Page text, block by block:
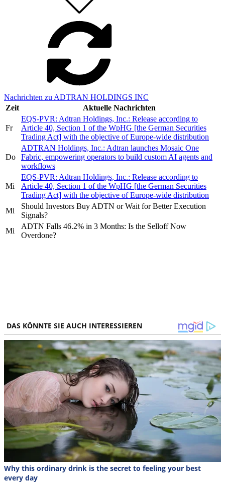
Nachrichten zu ADTRAN HOLDINGS INC
Zeit
Aktuelle Nachrichten
Fr
EQS-PVR: Adtran Holdings, Inc.: Release according to
Article 40, Section 1 of the WpHG [the German Securities
Trading Act] with the objective of Europe-wide distribution
Do
ADTRAN Holdings, Inc.: Adtran launches Mosaic One
Fabric, empowering operators to build custom AI agents and
workflows
Mi
EQS-PVR: Adtran Holdings, Inc.: Release according to
Article 40, Section 1 of the WpHG [the German Securities
Trading Act] with the objective of Europe-wide distribution
Mi
Should Investors Buy ADTN or Wait for Better Execution
Signals?
Mi
ADTN Falls 46.2% in 3 Months: Is the Selloff Now
Overdone?